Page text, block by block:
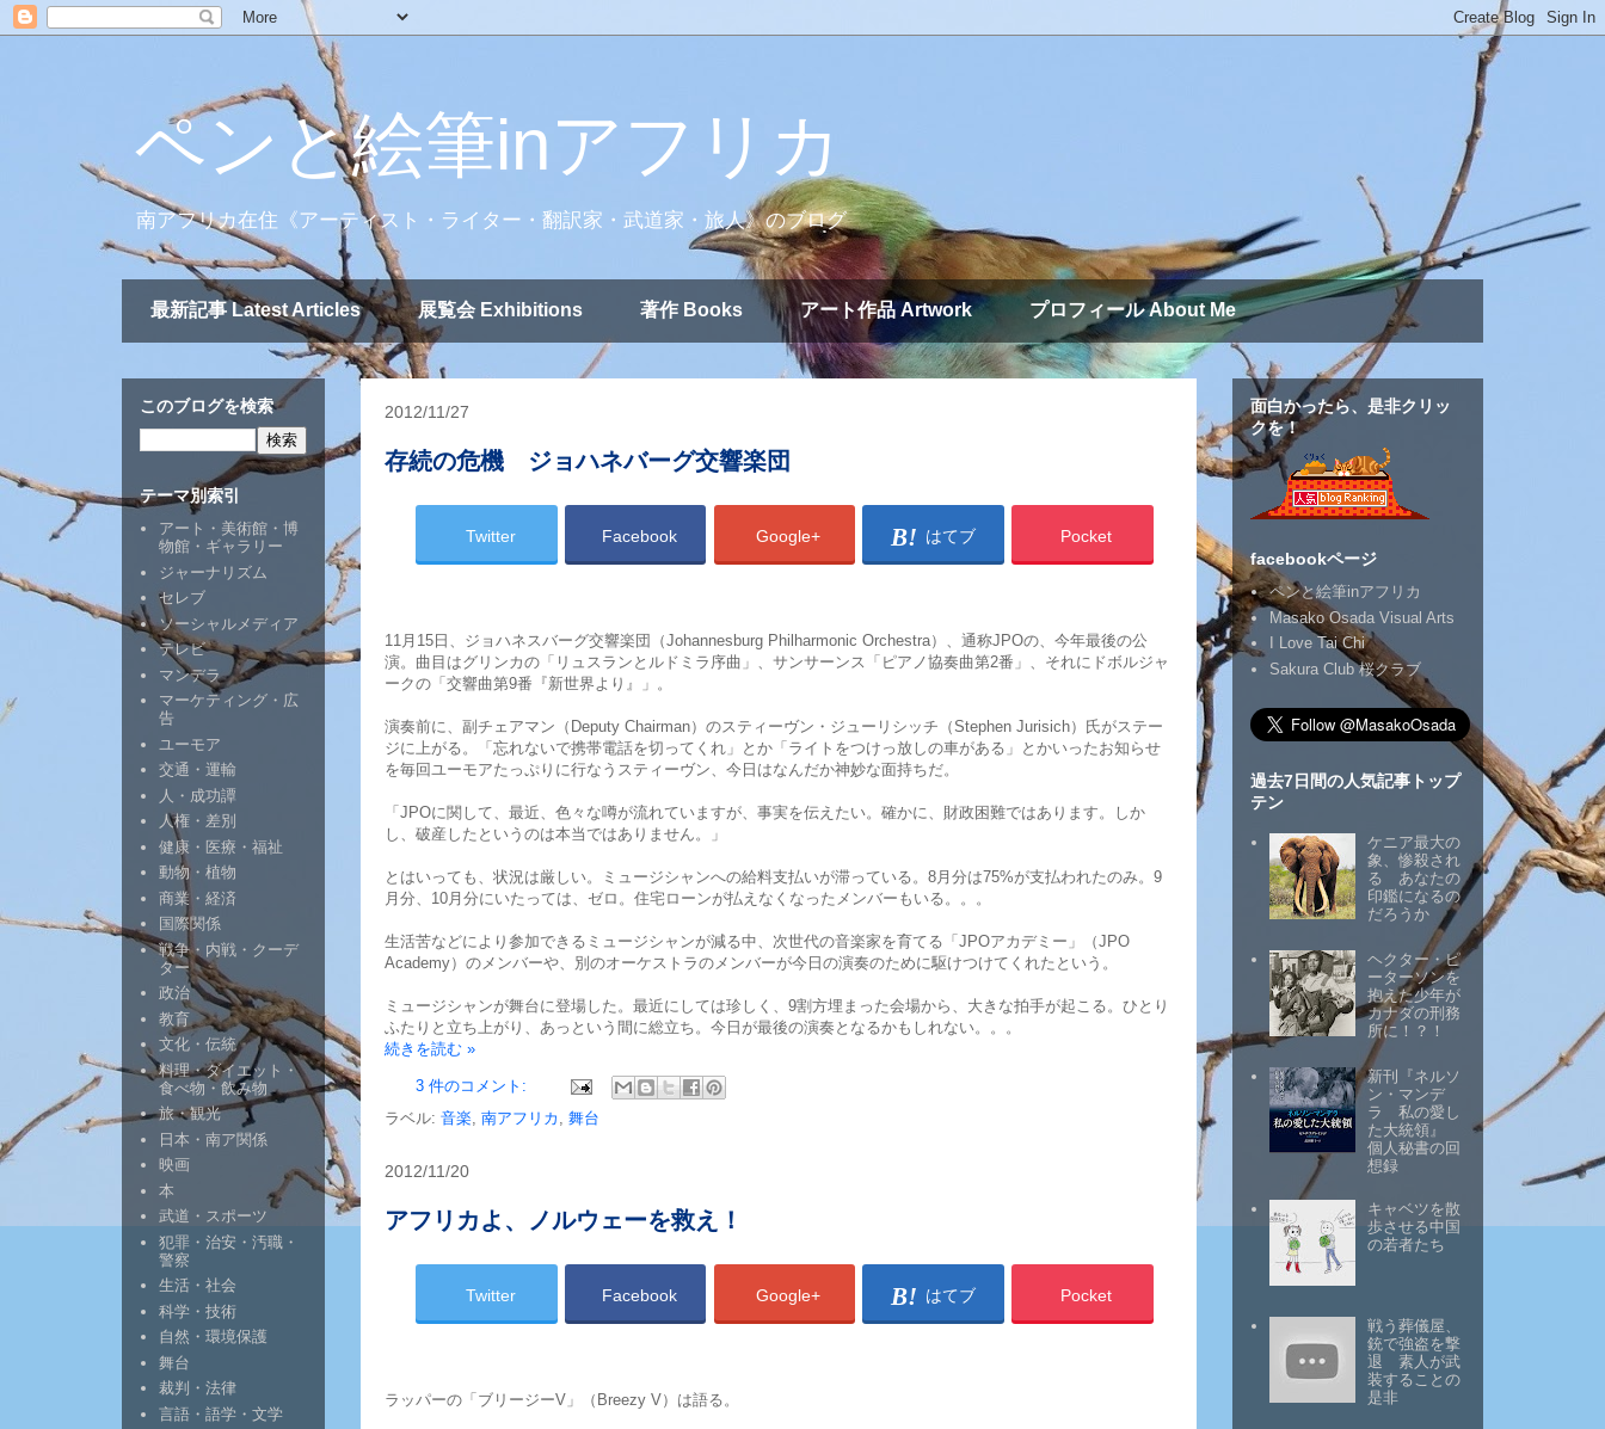
ペンと絵筆inアフリカ
南アフリカ在住《アーティスト・ライター・翻訳家・武道家・旅人》のブログ
最新記事 Latest Articles 展覧会 Exhibitions 著作 Books アート作品 Artwork プロフィール About Me
2012/11/27
存続の危機 ジョハネバーグ交響楽団
Twitter Facebook Google+ はてブ Pocket
11月15日、ジョハネスバーグ交響楽団（Johannesburg Philharmonic Orchestra）、通称JPOの、今年最後の公
演。曲目はグリンカの「リュスランとルドミラ序曲」、サンサーンス「ピアノ協奏曲第2番」、それにドボルジャ
ークの「交響曲第9番『新世界より』」。
演奏前に、副チェアマン（Deputy Chairman）のスティーヴン・ジューリシッチ（Stephen Jurisich）氏がステー
ジに上がる。「忘れないで携帯電話を切ってくれ」とか「ライトをつけっ放しの車がある」とかいったお知らせ
を毎回ユーモアたっぷりに行なうスティーヴン、今日はなんだか神妙な面持ちだ。
「JPOに関して、最近、色々な噂が流れていますが、事実を伝えたい。確かに、財政困難ではあります。しか
し、破産したというのは本当ではありません。」
とはいっても、状況は厳しい。ミュージシャンへの給料支払いが滞っている。8月分は75%が支払われたのみ。9
月分、10月分にいたっては、ゼロ。住宅ローンが払えなくなったメンバーもいる。。。
生活苦などにより参加できるミュージシャンが減る中、次世代の音楽家を育てる「JPOアカデミー」（JPO
Academy）のメンバーや、別のオーケストラのメンバーが今日の演奏のために駆けつけてくれたという。
ミュージシャンが舞台に登場した。最近にしては珍しく、9割方埋まった会場から、大きな拍手が起こる。ひとり
ふたりと立ち上がり、あっという間に総立ち。今日が最後の演奏となるかもしれない。。。
続きを読む »
3 件のコメント:
ラベル: 音楽, 南アフリカ , 舞台
2012/11/20
アフリカよ、ノルウェーを救え！
Twitter Facebook Google+ はてブ Pocket
ラッパーの「ブリージーV」（Breezy V）は語る。
このブログを検索
テーマ別索引
アート・美術館・博
物館・ギャラリー
ジャーナリズム
セレブ
ソーシャルメディア
テレビ
マンデラ
マーケティング・広
告
ユーモア
交通・運輸
人・成功譚
人権・差別
健康・医療・福祉
動物・植物
商業・経済
国際関係
戦争・内戦・クーデ
ター
政治
教育
文化・伝統
料理・ダイエット・
食べ物・飲み物
旅・観光
日本・南ア関係
映画
本
武道・スポーツ
犯罪・治安・汚職・
警察
生活・社会
科学・技術
自然・環境保護
舞台
裁判・法律
言語・語学・文学
面白かったら、是非クリッ
クを！
facebookページ
ペンと絵筆inアフリカ
Masako Osada Visual Arts
I Love Tai Chi
Sakura Club 桜クラブ
過去7日間の人気記事トップ
テン
ケニア最大の
象、惨殺され
る あなたの
印鑑になるの
だろうか
ヘクター・ピ
ーターソンを
抱えた少年が
カナダの刑務
所に！？！
新刊『ネルソ
ン・マンデ
ラ 私の愛し
た大統領』
個人秘書の回
想録
キャベツを散
歩させる中国
の若者たち
戦う葬儀屋、
銃で強盗を撃
退 素人が武
装することの
是非